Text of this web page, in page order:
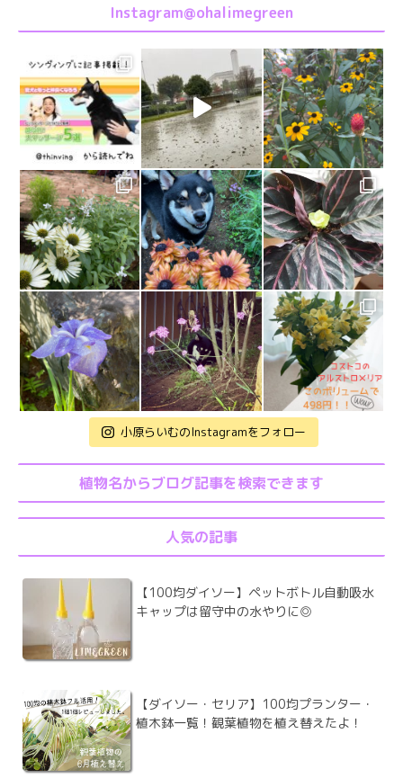
Instagram@ohalimegreen
小原らいむのInstagramをフォロー
植物名からブログ記事を検索できます
人気の記事
【100均ダイソー】ペットボトル自動吸水
キャップは留守中の水やりに◎
【ダイソー・セリア】100均プランター・
植木鉢一覧！観葉植物を植え替えたよ！